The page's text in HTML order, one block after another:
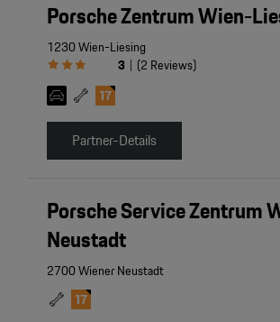
Porsche Zentrum Wien-
1230 Wien-Liesing
3 | (2 Reviews)
Partner-Details
Porsche Service Zentrum
Neustadt
2700 Wiener Neustadt